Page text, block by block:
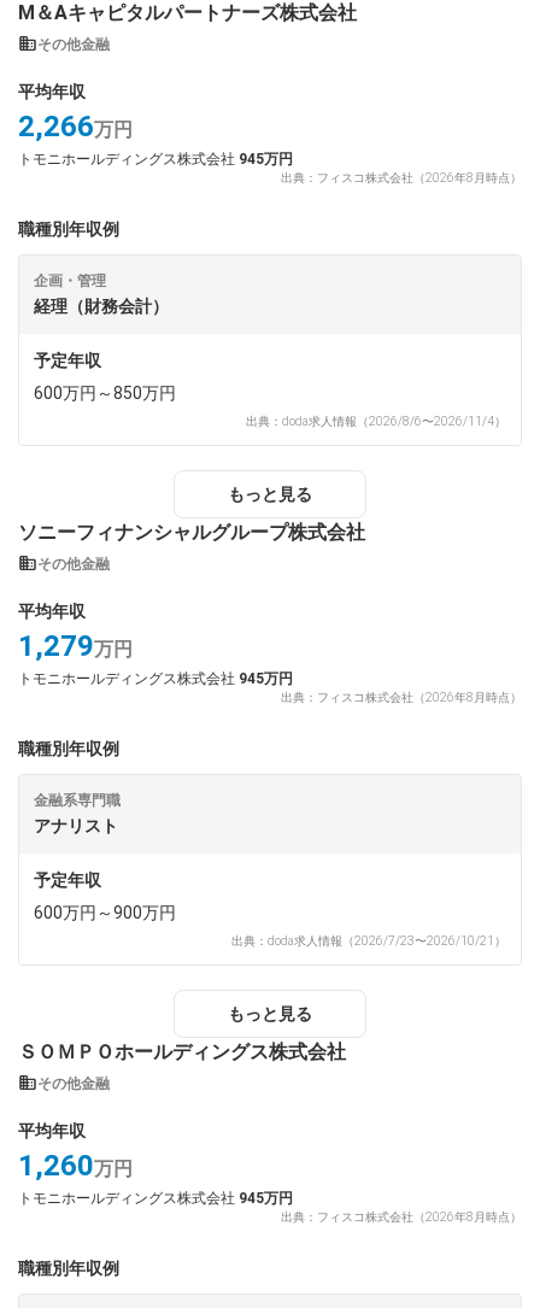
M＆Aキャピタルパートナーズ株式会社
その他金融
平均年収
2,266万円
トモニホールディングス株式会社 945万円
出典：フィスコ株式会社（2026年8月時点）
職種別年収例
企画・管理
経理（財務会計）
予定年収
600万円～850万円
出典：doda求人情報（2026/8/6〜2026/11/4）
もっと見る
ソニーフィナンシャルグループ株式会社
その他金融
平均年収
1,279万円
トモニホールディングス株式会社 945万円
出典：フィスコ株式会社（2026年8月時点）
職種別年収例
金融系専門職
アナリスト
予定年収
600万円～900万円
出典：doda求人情報（2026/7/23〜2026/10/21）
もっと見る
ＳＯＭＰＯホールディングス株式会社
その他金融
平均年収
1,260万円
トモニホールディングス株式会社 945万円
出典：フィスコ株式会社（2026年8月時点）
職種別年収例